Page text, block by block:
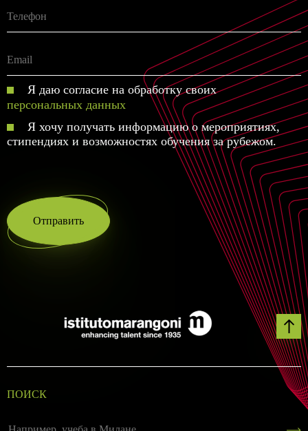
Я даю согласие на обработку своих
персональных данных
Я хочу получать информацию о мероприятиях,
стипендиях и возможностях обучения за рубежом.
Отправить
ПОИСК